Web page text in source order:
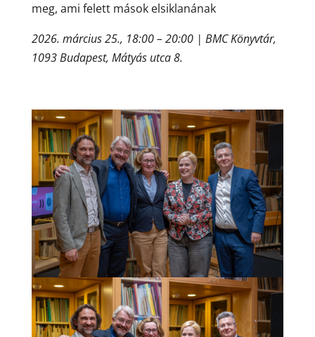
meg, ami felett mások elsiklanának
2026. március 25., 18:00 – 20:00 | BMC Könyvtár,
1093 Budapest, Mátyás utca 8.